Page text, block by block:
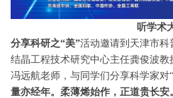
听学术
分享科研之“美”活动邀请到天津市科
结晶工程技术研究中心主任龚俊波
冯远航老师，与同学们分享科学家对“
量亦经年。柔薄烯始作，正道贵长安